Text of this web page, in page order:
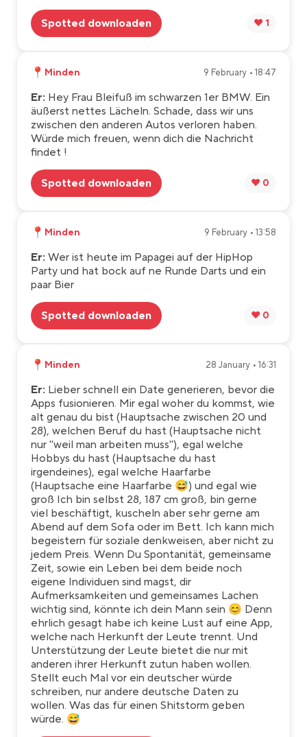
Spotted downloaden ❤️ 1
📍 Minden 9 February • 18:47
Er: Hey Frau Bleifuß im schwarzen 1er BMW. Ein
äußerst nettes Lächeln. Schade, dass wir uns
zwischen den anderen Autos verloren haben.
Würde mich freuen, wenn dich die Nachricht
findet !
Spotted downloaden ❤️ 0
📍 Minden 9 February • 13:58
Er: Wer ist heute im Papagei auf der HipHop
Party und hat bock auf ne Runde Darts und ein
paar Bier
Spotted downloaden ❤️ 0
📍 Minden 28 January • 16:31
Er: Lieber schnell ein Date generieren, bevor die
Apps fusionieren. Mir egal woher du kommst, wie
alt genau du bist (Hauptsache zwischen 20 und
28), welchen Beruf du hast (Hauptsache nicht
nur "weil man arbeiten muss"), egal welche
Hobbys du hast (Hauptsache du hast
irgendeines), egal welche Haarfarbe
(Hauptsache eine Haarfarbe 😅) und egal wie
groß Ich bin selbst 28, 187 cm groß, bin gerne
viel beschäftigt, kuscheln aber sehr gerne am
Abend auf dem Sofa oder im Bett. Ich kann mich
begeistern für soziale denkweisen, aber nicht zu
jedem Preis. Wenn Du Spontanität, gemeinsame
Zeit, sowie ein Leben bei dem beide noch
eigene Individuen sind magst, dir
Aufmerksamkeiten und gemeinsames Lachen
wichtig sind, könnte ich dein Mann sein 😊 Denn
ehrlich gesagt habe ich keine Lust auf eine App,
welche nach Herkunft der Leute trennt. Und
Unterstützung der Leute bietet die nur mit
anderen ihrer Herkunft zutun haben wollen.
Stellt euch Mal vor ein deutscher würde
schreiben, nur andere deutsche Daten zu
wollen. Was das für einen Shitstorm geben
würde. 😅